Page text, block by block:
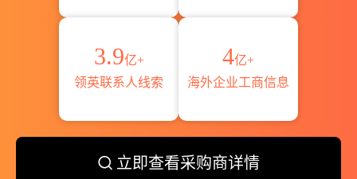
3.9亿+
领英联系人线索
4亿+
海外企业工商信息
立即查看采购商详情